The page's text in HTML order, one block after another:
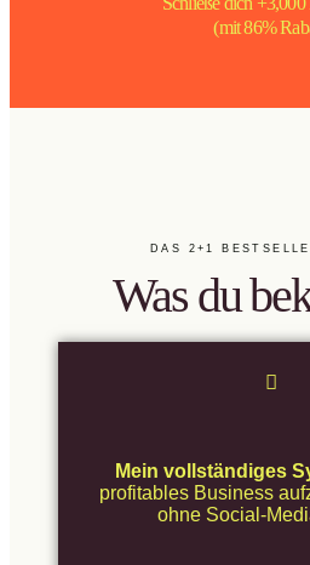
(mit 86%
DAS 2+1
Was du
Mein vollständiges
profitables Business
ohne Social-